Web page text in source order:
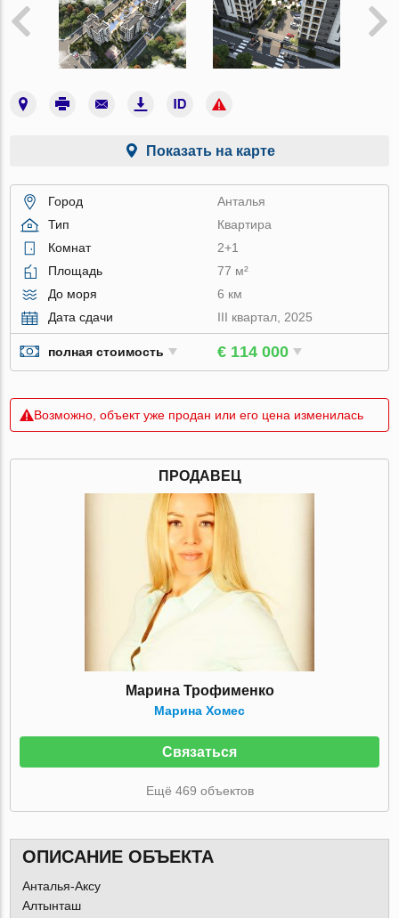
Показать на карте
Город
Анталья
Тип
Квартира
Комнат
2+1
Площадь
77 м²
До моря
6 км
Дата сдачи
III квартал, 2025
полная стоимость € 114 000
Возможно, объект уже продан или его цена изменилась
ПРОДАВЕЦ
Марина Трофименко
Марина Хомес
Связаться
Ещё 469 объектов
ОПИСАНИЕ ОБЪЕКТА
Анталья-Аксу
Алтынташ